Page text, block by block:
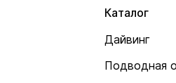
Каталог
Дайвинг
Подводная